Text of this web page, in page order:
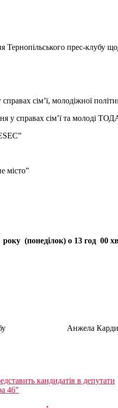
Тернопільського прес-клубу
сім’ї, молодіжної
у справах сім’ї та молоді
місто”
(понеділок) о 13 год 00
клубу Анжела
кандидатів в депутати
46″